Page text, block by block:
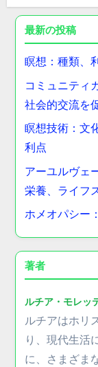
最新の投稿
瞑想：種類、
コミュニティ
社会的交流を
瞑想技術：文
利点
アーユルヴェ
栄養、ライフ
ホメオパシー
著者
ルチア・モレッ
ルチアはホリ
り、現代生活
に、さまざま